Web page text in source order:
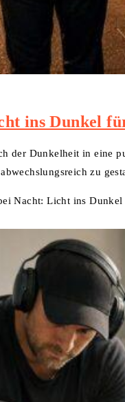
ins Dunkel
der Dunkelheit in eine
zu
Nacht: Licht ins Dunkel